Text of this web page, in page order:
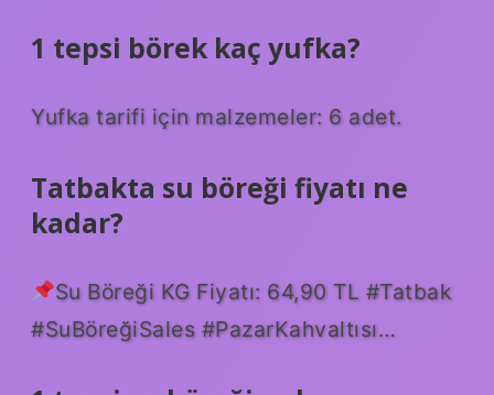
1 tepsi börek kaç yufka?
Yufka tarifi için malzemeler: 6 adet.
Tatbakta su böreği fiyatı ne
kadar?
Su Böreği KG Fiyatı: 64,90 TL #Tatbak
#SuBöreğiSales #PazarKahvaltısı…